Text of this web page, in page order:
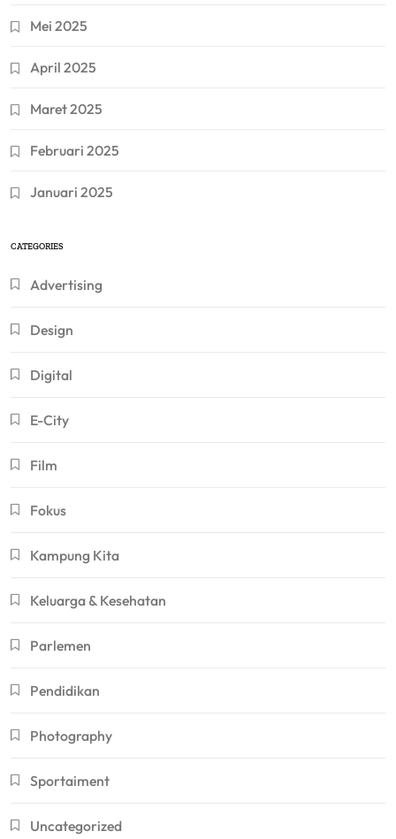
Mei 2025
April 2025
Maret 2025
Februari 2025
Januari 2025
CATEGORIES
Advertising
Design
Digital
E-City
Film
Fokus
Kampung Kita
Keluarga & Kesehatan
Parlemen
Pendidikan
Photography
Sportaiment
Uncategorized